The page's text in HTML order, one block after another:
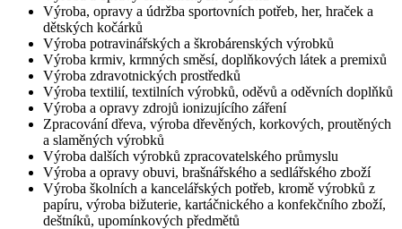
Výroba, opravy a údržba sportovních potřeb, her, hraček a
dětských kočárků
Výroba potravinářských a škrobárenských výrobků
Výroba krmiv, krmných směsí, doplňkových látek a premixů
Výroba zdravotnických prostředků
Výroba textilií, textilních výrobků, oděvů a oděvních doplňků
Výroba a opravy zdrojů ionizujícího záření
Zpracování dřeva, výroba dřevěných, korkových, proutěných
a slaměných výrobků
Výroba dalších výrobků zpracovatelského průmyslu
Výroba a opravy obuvi, brašnářského a sedlářského zboží
Výroba školních a kancelářských potřeb, kromě výrobků z
papíru, výroba bižuterie, kartáčnického a konfekčního zboží,
deštníků, upomínkových předmětů